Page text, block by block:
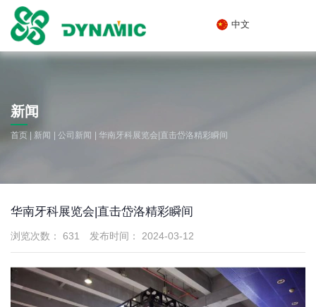
中文
新闻
首页 | 新闻 | 公司新闻 | 华南牙科展览会|直击岱洛精彩瞬间
华南牙科展览会|直击岱洛精彩瞬间
浏览次数： 631 发布时间： 2024-03-12